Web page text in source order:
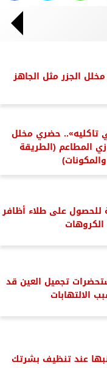
الجزر مثل الجاهز
حضري مخلل
المطاعم (الطريقة
والمكونات)
على طلاء أظافر
الكروهات
تجميل العين قد
الالتهابات
عند تنظيف بشرتك